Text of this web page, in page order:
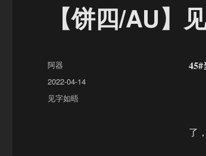
【饼四/AU】
45#
了
“
作
者
阿器
发
布
于
2022-04-14
分
见字如晤